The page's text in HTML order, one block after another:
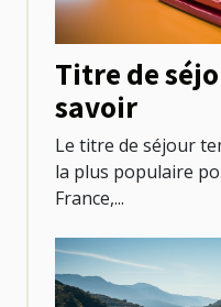
Titre de
savoir
Le titre de séjour
la plus populaire
France,...